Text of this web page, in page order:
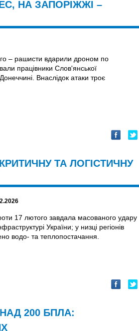
НА ЗАПОРІЖЖІ –
– рашисти вдарили дроном по
працівники Слов'янської
Внаслідок атаки троє
ТА ЛОГІСТИЧНУ
17 лютого завдала масованого удару
України; у низці регіонів
водо- та теплопостачання.
200 БПЛА: